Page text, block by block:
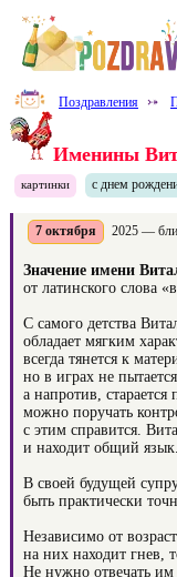
Поздравления ⤐
Именины
картинки с днем
7 октября 2025 —
Значение имени
от латинского слова
С самого детства
обладает мягким
всегда тянется к
но в играх не
а напротив,
можно поручать
с этим справится.
и находит общий язык.
В своей будущей
быть практически
Независимо от
на них находит гнев,
Не нужно отвечать